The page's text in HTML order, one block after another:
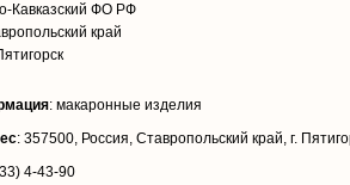
Кавказский ФО РФ
край
: макаронные изделия
: 357500, Россия, Ставропольский край, г.
4-43-90